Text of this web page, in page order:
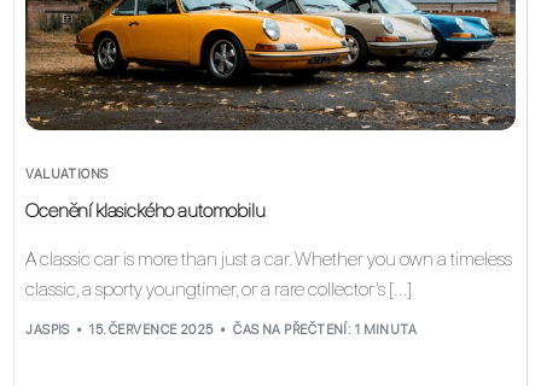
VALUATIONS
Ocenění klasického automobilu
A classic car is more than just a car. Whether you own a timeless
classic, a sporty youngtimer, or a rare collector’s […]
JASPIS 15. ČERVENCE 2025 ČAS NA PŘEČTENÍ: 1 MINUTA